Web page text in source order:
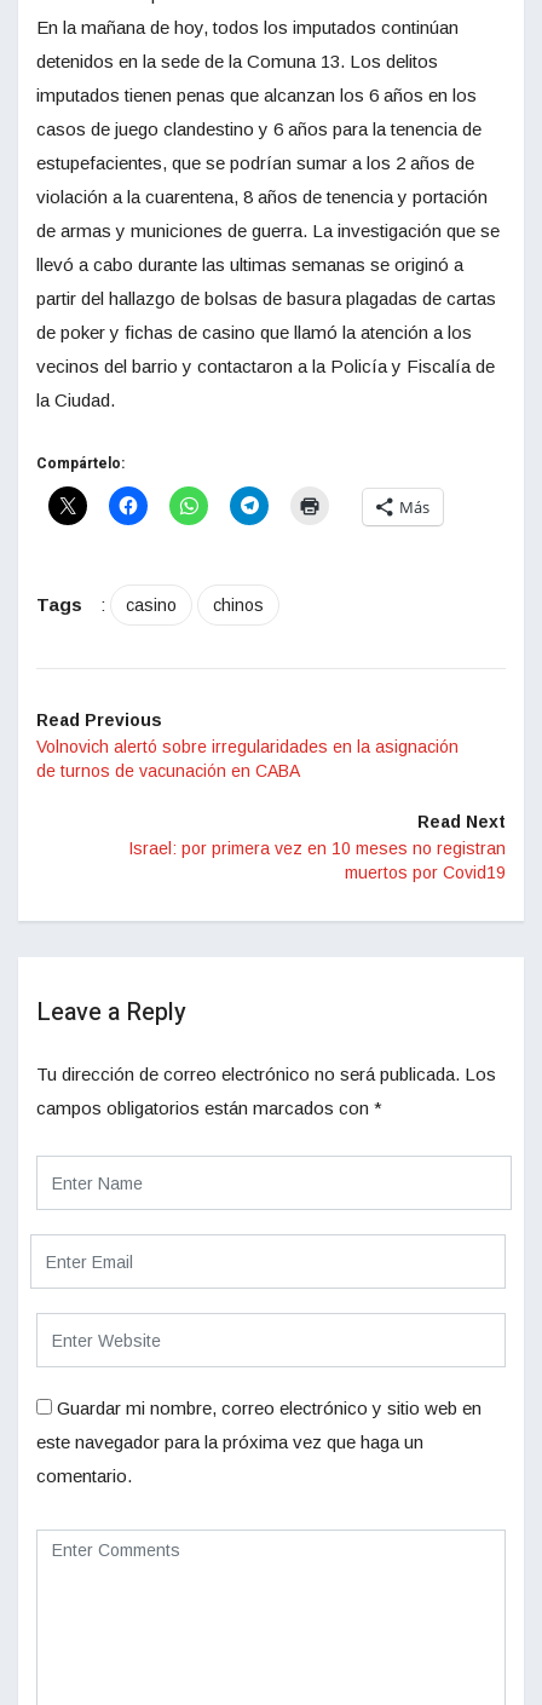
En la mañana de hoy, todos los imputados continúan
detenidos en la sede de la Comuna 13. Los delitos
imputados tienen penas que alcanzan los 6 años en los
casos de juego clandestino y 6 años para la tenencia de
estupefacientes, que se podrían sumar a los 2 años de
violación a la cuarentena, 8 años de tenencia y portación
de armas y municiones de guerra. La investigación que se
llevó a cabo durante las ultimas semanas se originó a
partir del hallazgo de bolsas de basura plagadas de cartas
de poker y fichas de casino que llamó la atención a los
vecinos del barrio y contactaron a la Policía y Fiscalía de
la Ciudad.
Compártelo:
Más
Tags : casino chinos
Read Previous
Volnovich alertó sobre irregularidades en la asignación
de turnos de vacunación en CABA
Read Next
Israel: por primera vez en 10 meses no registran
muertos por Covid19
Leave a Reply
Tu dirección de correo electrónico no será publicada. Los
campos obligatorios están marcados con *
Guardar mi nombre, correo electrónico y sitio web en
este navegador para la próxima vez que haga un
comentario.